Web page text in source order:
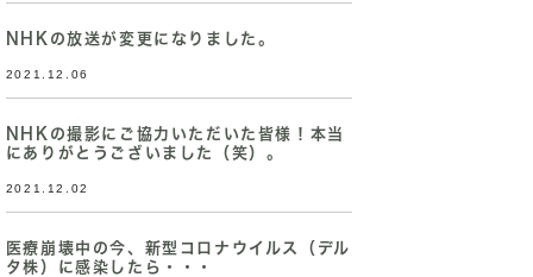
NHKの放送が変更になりました。
2021.12.06
NHKの撮影にご協力いただいた皆様！本当
にありがとうございました（笑）。
2021.12.02
医療崩壊中の今、新型コロナウイルス（デル
タ株）に感染したら・・・